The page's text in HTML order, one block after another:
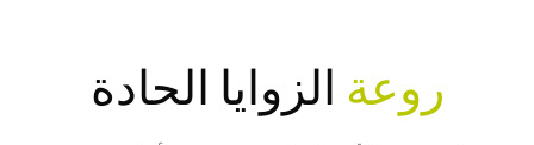
روعة الزوايا الحادة